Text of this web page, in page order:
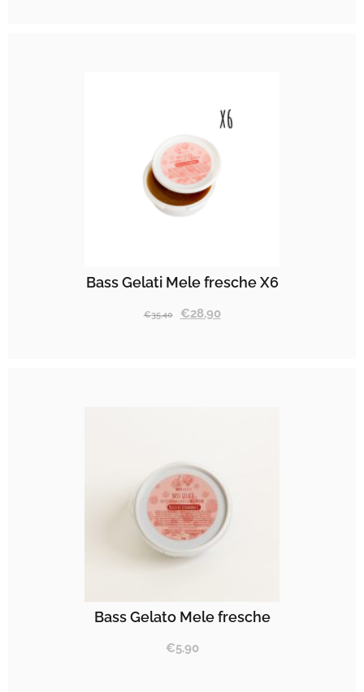
Bass Gelati Mele fresche X6
€35.40 €28.90
Bass Gelato Mele fresche
€5.90